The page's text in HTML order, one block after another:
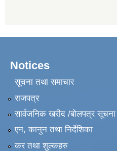
Notices
सूचना तथा समाचार
राजपत्र
सार्वजनिक खरीद /बोलपत्र सूचना
एन, कानुन तथा निर्देशिका
कर तथा शुल्कहरु